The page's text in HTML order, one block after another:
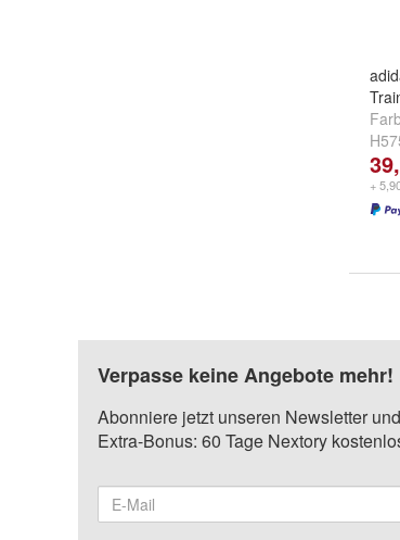
+
Verpasse keine Angebote mehr!
Abonniere jetzt unseren Newsletter
Extra-Bonus: 60 Tage Nextory